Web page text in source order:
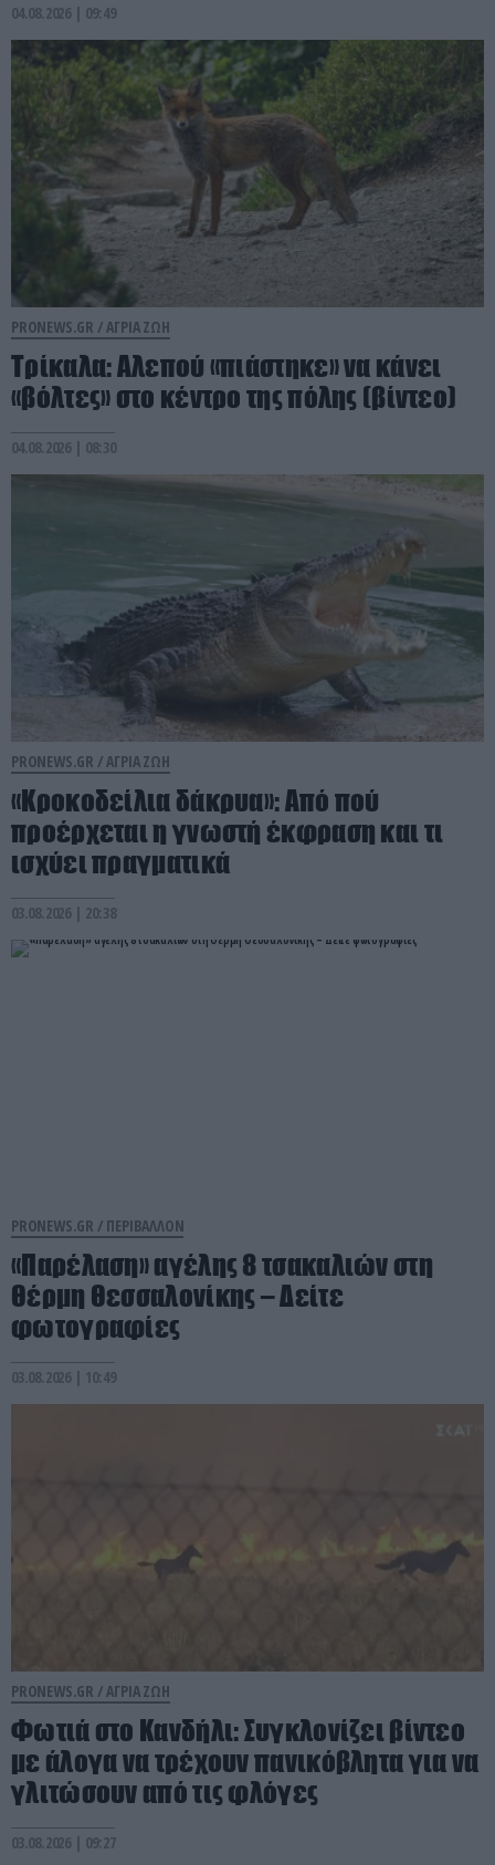
04.08.2026 | 09:49
PRONEWS.GR / ΑΓΡΙΑ ΖΩΗ
Τρίκαλα: Aλεπού «πιάστηκε» να κάνει
«βόλτες» στο κέντρο της πόλης (βίντεο)
04.08.2026 | 08:30
PRONEWS.GR / ΑΓΡΙΑ ΖΩΗ
«Κροκοδείλια δάκρυα»: Από πού
προέρχεται η γνωστή έκφραση και τι
ισχύει πραγματικά
03.08.2026 | 20:38
PRONEWS.GR / ΠΕΡΙΒΑΛΛΟΝ
«Παρέλαση» αγέλης 8 τσακαλιών στη
Θέρμη Θεσσαλονίκης – Δείτε
φωτογραφίες
03.08.2026 | 10:49
PRONEWS.GR /ΑΓΡΙΑ ΖΩΗ
Φωτιά στο Κανδήλι: Συγκλονίζει βίντεο
με άλογα να τρέχουν πανικόβλητα για να
γλιτώσουν από τις φλόγες
03.08.2026 | 09:27